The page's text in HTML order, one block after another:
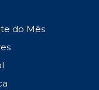
do Mês